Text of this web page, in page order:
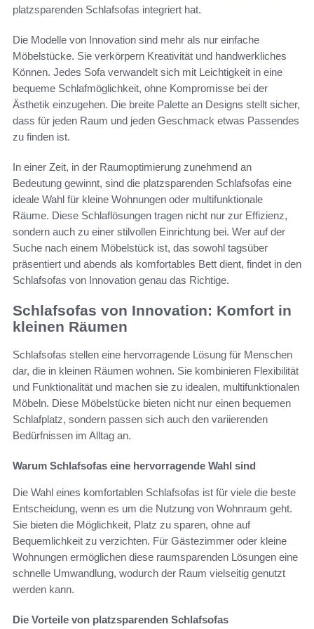
platzsparenden Schlafsofas integriert hat.
Die Modelle von Innovation sind mehr als nur einfache
Möbelstücke. Sie verkörpern Kreativität und handwerkliches
Können. Jedes Sofa verwandelt sich mit Leichtigkeit in eine
bequeme Schlafmöglichkeit, ohne Kompromisse bei der
Ästhetik einzugehen. Die breite Palette an Designs stellt sicher,
dass für jeden Raum und jeden Geschmack etwas Passendes
zu finden ist.
In einer Zeit, in der Raumoptimierung zunehmend an
Bedeutung gewinnt, sind die platzsparenden Schlafsofas eine
ideale Wahl für kleine Wohnungen oder multifunktionale
Räume. Diese Schlaflösungen tragen nicht nur zur Effizienz,
sondern auch zu einer stilvollen Einrichtung bei. Wer auf der
Suche nach einem Möbelstück ist, das sowohl tagsüber
präsentiert und abends als komfortables Bett dient, findet in den
Schlafsofas von Innovation genau das Richtige.
Schlafsofas von Innovation: Komfort in
kleinen Räumen
Schlafsofas stellen eine hervorragende Lösung für Menschen
dar, die in kleinen Räumen wohnen. Sie kombinieren Flexibilität
und Funktionalität und machen sie zu idealen, multifunktionalen
Möbeln. Diese Möbelstücke bieten nicht nur einen bequemen
Schlafplatz, sondern passen sich auch den variierenden
Bedürfnissen im Alltag an.
Warum Schlafsofas eine hervorragende Wahl sind
Die Wahl eines komfortablen Schlafsofas ist für viele die beste
Entscheidung, wenn es um die Nutzung von Wohnraum geht.
Sie bieten die Möglichkeit, Platz zu sparen, ohne auf
Bequemlichkeit zu verzichten. Für Gästezimmer oder kleine
Wohnungen ermöglichen diese raumsparenden Lösungen eine
schnelle Umwandlung, wodurch der Raum vielseitig genutzt
werden kann.
Die Vorteile von platzsparenden Schlafsofas